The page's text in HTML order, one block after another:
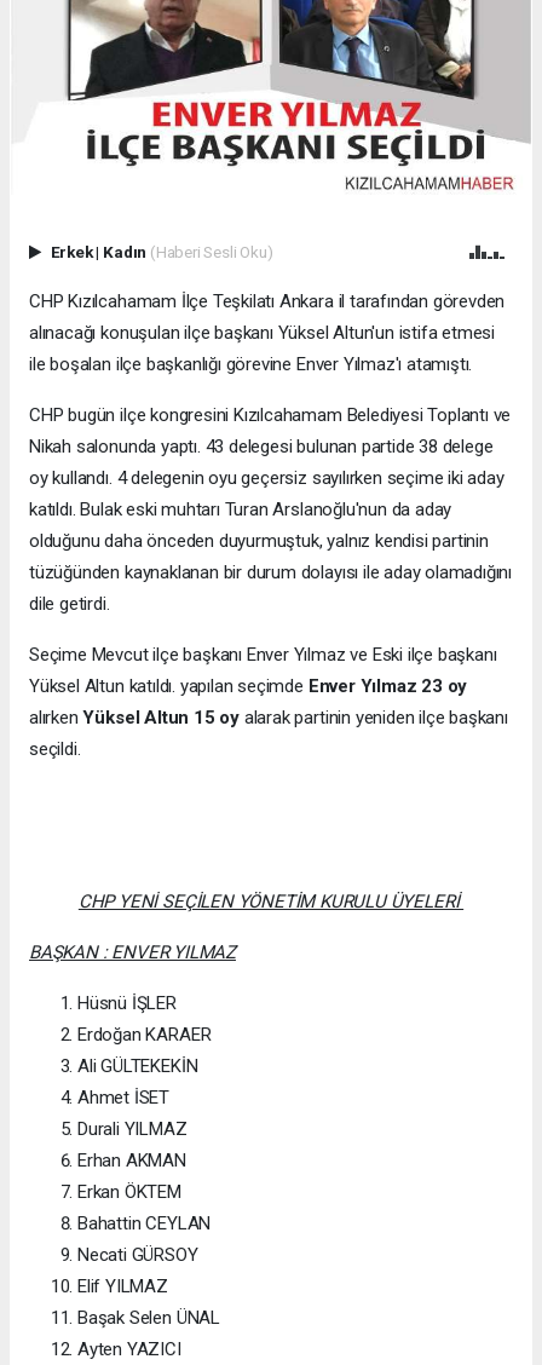
Erkek| Kadın (Haberi Sesli Oku)
CHP Kızılcahamam İlçe Teşkilatı Ankara il tarafından görevden
alınacağı konuşulan ilçe başkanı Yüksel Altun'un istifa etmesi
ile boşalan ilçe başkanlığı görevine Enver Yılmaz'ı atamıştı.
CHP bugün ilçe kongresini Kızılcahamam Belediyesi Toplantı ve
Nikah salonunda yaptı. 43 delegesi bulunan partide 38 delege
oy kullandı. 4 delegenin oyu geçersiz sayılırken seçime iki aday
katıldı. Bulak eski muhtarı Turan Arslanoğlu'nun da aday
olduğunu daha önceden duyurmuştuk, yalnız kendisi partinin
tüzüğünden kaynaklanan bir durum dolayısı ile aday olamadığını
dile getirdi.
Seçime Mevcut ilçe başkanı Enver Yılmaz ve Eski ilçe başkanı
Yüksel Altun katıldı. yapılan seçimde Enver Yılmaz 23 oy
alırkenYüksel Altun 15 oy alarak partinin yeniden ilçe başkanı
seçildi.
CHP YENİ SEÇİLEN YÖNETİM KURULU ÜYELERİ
BAŞKAN : ENVER YILMAZ
Hüsnü İŞLER
Erdoğan KARAER
Ali GÜLTEKEKİN
Ahmet İSET
Durali YILMAZ
Erhan AKMAN
Erkan ÖKTEM
Bahattin CEYLAN
Necati GÜRSOY
Elif YILMAZ
Başak Selen ÜNAL
Ayten YAZICI